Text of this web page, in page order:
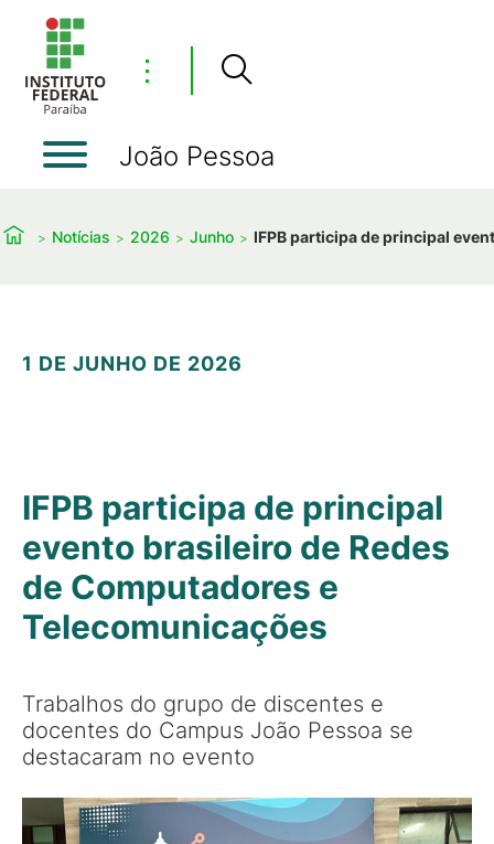
⋮
João Pessoa
Notícias 2026 Junho IFPB participa de principal
1 DE JUNHO DE 2026
IFPB participa de principal
evento brasileiro de Redes
de Computadores e
Telecomunicações
Trabalhos do grupo de discentes e
docentes do Campus João Pessoa se
destacaram no evento